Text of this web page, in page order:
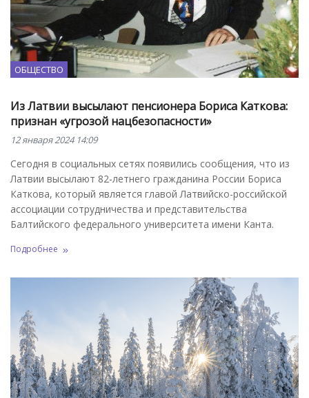
ОБЩЕСТВО
Из Латвии высылают пенсионера Бориса Каткова:
признан «угрозой нацбезопасности»
12 января 2024 14:09
Сегодня в социальных сетях появились сообщения, что из
Латвии высылают 82-летнего гражданина России Бориса
Каткова, который является главой Латвийско-российской
ассоциации сотрудничества и представительства
Балтийского федерального университета имени Канта.
Подробнее